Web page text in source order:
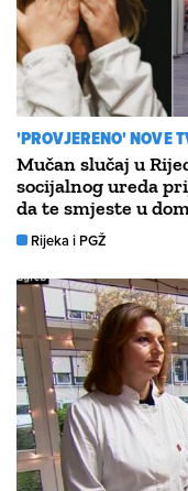
'PROVJERENO' NOVE
Mučan slučaj u
socijalnog ureda
da te smjeste u
Rijeka i PGŽ